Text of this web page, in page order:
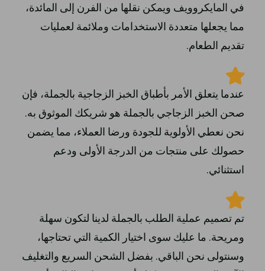
في المايكروويف ويمكن نقلها من الفرن إلى المائدة،
مما يجعلها متعددة الاستخدامات وملائمة لعمليات
تقديم الطعام.
عندما يتعلق الأمر بأطباق الخبز الزجاجية بالجملة، فإن
صحن الخبز الزجاجي بالجملة هو شريكك الموثوق به.
نحن نعطي الأولوية للجودة ورضا العملاء، مما يضمن
حصولك على منتجات من الدرجة الأولى ودعم
استثنائي.
تم تصميم عملية الطلب بالجملة لدينا لتكون سهلة
ومريحة. ما عليك سوى اختيار الكمية التي تحتاجها،
وسنتولى نحن الباقي. بفضل الشحن السريع والتغليف